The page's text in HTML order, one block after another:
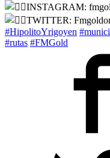
INSTAGRAM:
TWITTER:
#HipolitoYrigoyen
#rutas #FMGold